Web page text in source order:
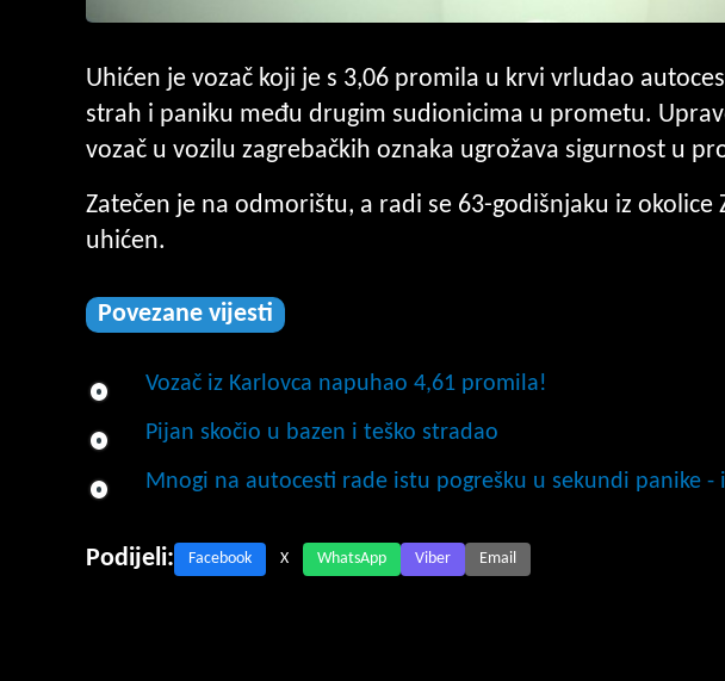
Uhićen je vozač koji je s 3,06 promila u krvi vrludao
strah i paniku među drugim sudionicima u prometu.
vozač u vozilu zagrebačkih oznaka ugrožava sigurnost u
Zatečen je na odmorištu, a radi se 63-godišnjaku iz okolice
uhićen.
Povezane vijesti
Vozač iz Karlovca napuhao 4,61 promila!
Pijan skočio u bazen i teško stradao
Mnogi na autocesti rade istu pogrešku u sekundi panike -
Podijeli: Facebook X WhatsApp Viber Email